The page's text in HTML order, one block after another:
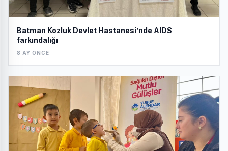
Batman Kozluk Devlet Hastanesi’nde AIDS
farkındalığı
8 AY ÖNCE